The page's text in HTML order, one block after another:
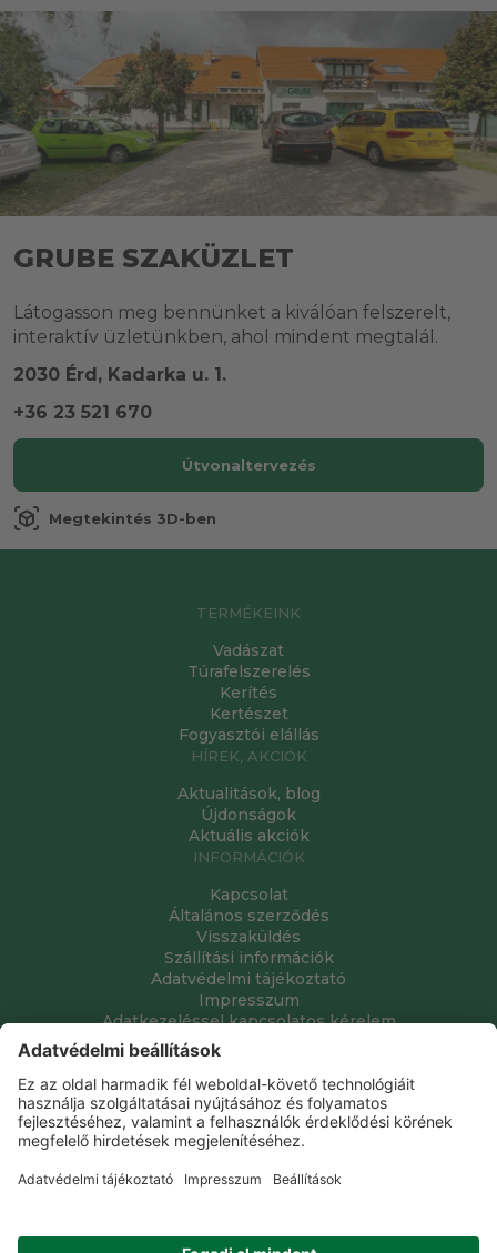
GRUBE SZAKÜZLET
Látogasson meg bennünket a kiválóan felszerelt,
interaktív üzletünkben, ahol mindent megtalál.
2030 Érd, Kadarka u. 1.
+36 23 521 670
Útvonaltervezés
view_in_ar Megtekintés 3D-ben
TERMÉKEINK
Vadászat
Túrafelszerelés
Kerítés
Kertészet
Fogyasztói elállás
HÍREK, AKCIÓK
Aktualitások, blog
Újdonságok
Aktuális akciók
INFORMÁCIÓK
Kapcsolat
Általános szerződés
Visszaküldés
Szállítási információk
Adatvédelmi tájékoztató
Impresszum
Adatkezeléssel kapcsolatos kérelem